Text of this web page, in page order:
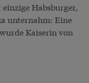
Habsburger,
unternahm: Eine
Kaiserin von